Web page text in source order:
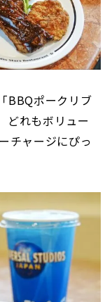
BBQポークリブ
どれもボリュー
チャージにぴっ